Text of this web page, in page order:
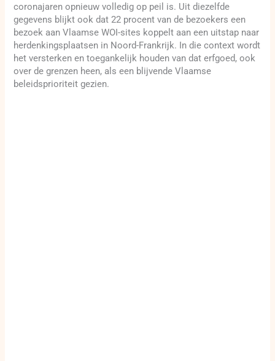
coronajaren opnieuw volledig op peil is. Uit diezelfde
gegevens blijkt ook dat 22 procent van de bezoekers een
bezoek aan Vlaamse WOI-sites koppelt aan een uitstap naar
herdenkingsplaatsen in Noord-Frankrijk. In die context wordt
het versterken en toegankelijk houden van dat erfgoed, ook
over de grenzen heen, als een blijvende Vlaamse
beleidsprioriteit gezien.